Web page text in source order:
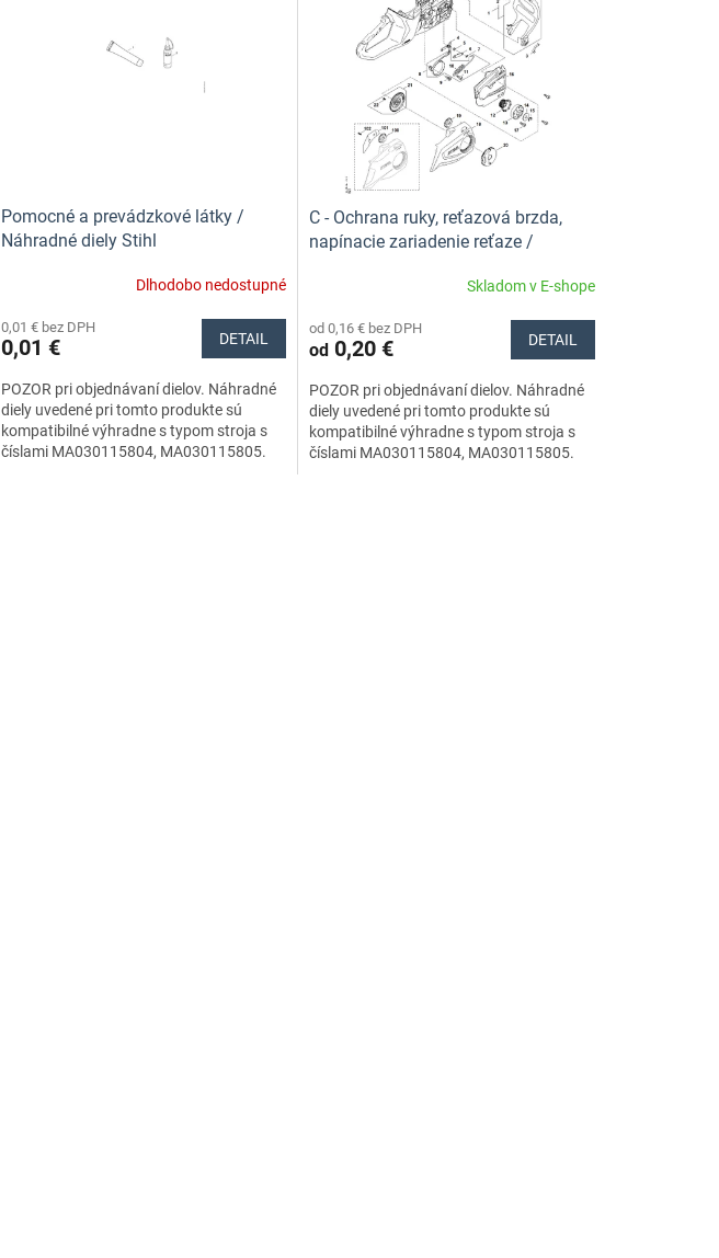
Pomocné a prevádzkové látky /
Náhradné diely Stihl
Dlhodobo nedostupné
0,01 € bez DPH
0,01 € DETAIL
POZOR pri objednávaní dielov. Náhradné
diely uvedené pri tomto produkte sú
kompatibilné výhradne s typom stroja s
číslami MA030115804, MA030115805.
C - Ochrana ruky, reťazová brzda,
napínacie zariadenie reťaze /
Skladom v E-shope
od 0,16 € bez DPH
od0,20 € DETAIL
POZOR pri objednávaní dielov. Náhradné
diely uvedené pri tomto produkte sú
kompatibilné výhradne s typom stroja s
číslami MA030115804, MA030115805.